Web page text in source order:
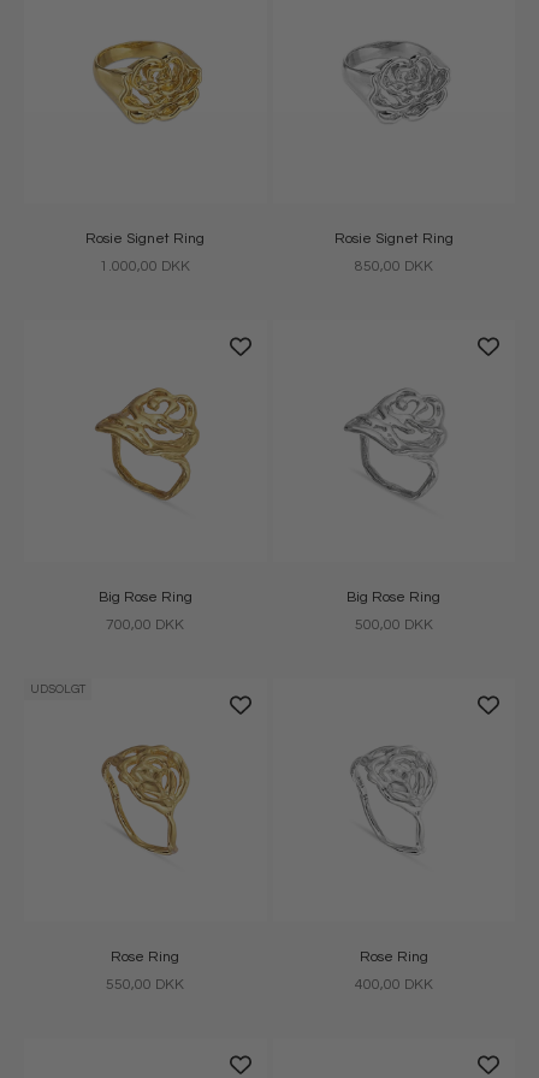
Rosie Signet Ring
Salgspris
1.000,00 DKK
Rosie Signet Ring
Salgspris
850,00 DKK
Big Rose Ring
Salgspris
700,00 DKK
Big Rose Ring
Salgspris
500,00 DKK
UDSOLGT
Rose Ring
Salgspris
550,00 DKK
Rose Ring
Salgspris
400,00 DKK